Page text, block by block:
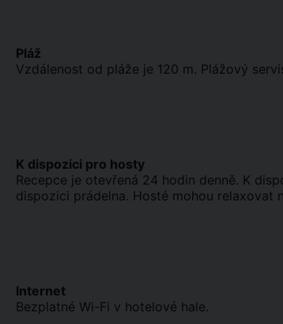
Pláž
Vzdálenost od pláže je 120 m. Plážový
K dispozici pro hosty
Recepce je otevřená 24 hodin denně. K
dispozici prádelna. Hosté mohou relaxovat
Internet
Bezplatné Wi-Fi v hotelové hale.